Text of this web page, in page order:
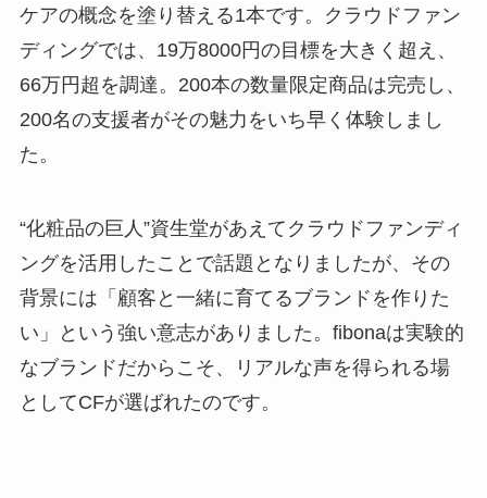
ケアの概念を塗り替える1本です。クラウドファン
ディングでは、19万8000円の目標を大きく超え、
66万円超を調達。200本の数量限定商品は完売し、
200名の支援者がその魅力をいち早く体験しまし
た。
“化粧品の巨人”資生堂があえてクラウドファンディ
ングを活用したことで話題となりましたが、その
背景には「顧客と一緒に育てるブランドを作りた
い」という強い意志がありました。fibonaは実験的
なブランドだからこそ、リアルな声を得られる場
としてCFが選ばれたのです。